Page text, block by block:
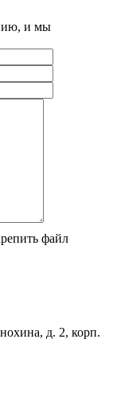
и мы
файл
д. 2, корп.